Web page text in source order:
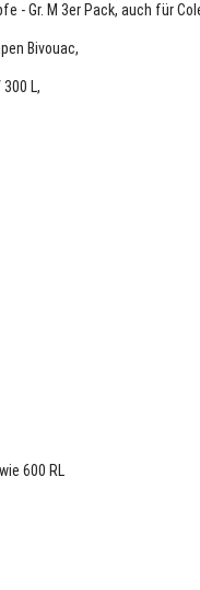
- Gr. M 3er Pack, auch für
Bivouac,
L,
600 RL